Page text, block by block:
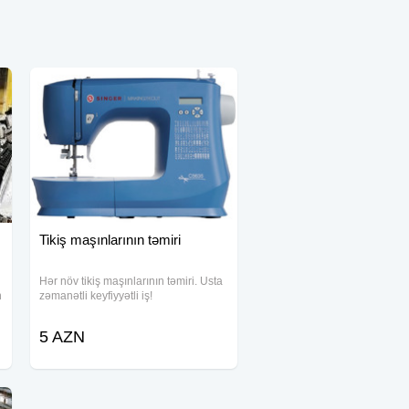
Tikiş maşınlarının təmiri
Hər növ tikiş maşınlarının təmiri. Usta
zəmanətli keyfiyyətli iş!
5 AZN